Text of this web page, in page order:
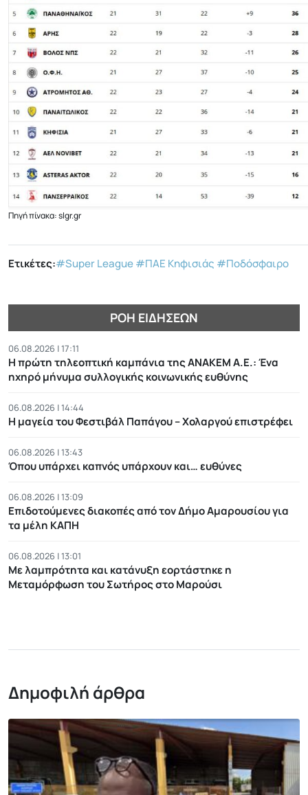
Πηγή πίνακα: slgr.gr
Ετικέτες:#Super League#ΠΑΕ Κηφισιάς #Ποδόσφαιρο
ΡΟΉ ΕΙΔΉΣΕΩΝ
06.08.2026 | 17:11
Η πρώτη τηλεοπτική καμπάνια της ΑΝΑΚΕΜ Α.Ε.: Ένα
ηχηρό μήνυμα συλλογικής κοινωνικής ευθύνης
06.08.2026 | 14:44
Η μαγεία του Φεστιβάλ Παπάγου – Χολαργού επιστρέφει
06.08.2026 | 13:43
Όπου υπάρχει καπνός υπάρχουν και… ευθύνες
06.08.2026 | 13:09
Επιδοτούμενες διακοπές από τον Δήμο Αμαρουσίου για
τα μέλη ΚΑΠΗ
06.08.2026 | 13:01
Με λαμπρότητα και κατάνυξη εορτάστηκε η
Μεταμόρφωση του Σωτήρος στο Μαρούσι
Δημοφιλή άρθρα